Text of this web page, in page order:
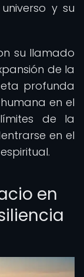
y su
su llamado
de la
profunda
en el
de la
en el
en